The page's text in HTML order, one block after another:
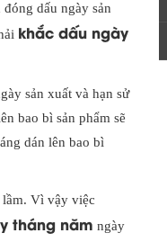
dấu ngày sản
khắc dấu ngày
sản xuất và hạn sử
bao bì sản phẩm sẽ
dán lên bao bì
lầm. Vì vậy việc
tháng năm ngày